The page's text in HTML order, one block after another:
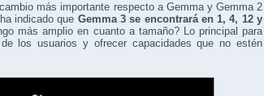
más importante respecto a Gemma y Gemma 2
indicado que Gemma 3 se encontrará en 1, 4, 12 y
más amplio en cuanto a tamaño? Lo principal para
los usuarios y ofrecer capacidades que no estén